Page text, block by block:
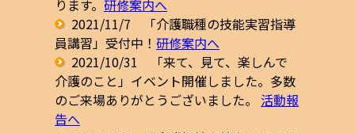
ります。 研修案内へ
2021/11/7 「介護職種の技能実習指導
員講習」受付中！ 研修案内へ
2021/10/31 「来て、見て、楽しんで
介護のこと」イベント開催しました。多数
のご来場ありがとうございました。 活動報
告へ